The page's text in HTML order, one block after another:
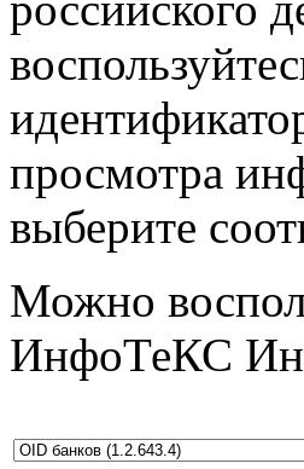
просмотра
выберите
Можно
ИнфоТеКС